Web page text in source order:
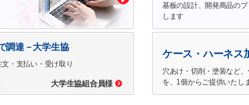
調達－大学生協
・支払い・受け取り
大学生協組合員様
基板の設計、開発商品の
します
ケース・ハーネス
穴あけ・切削・塗装など
を、1個からご提供いたし